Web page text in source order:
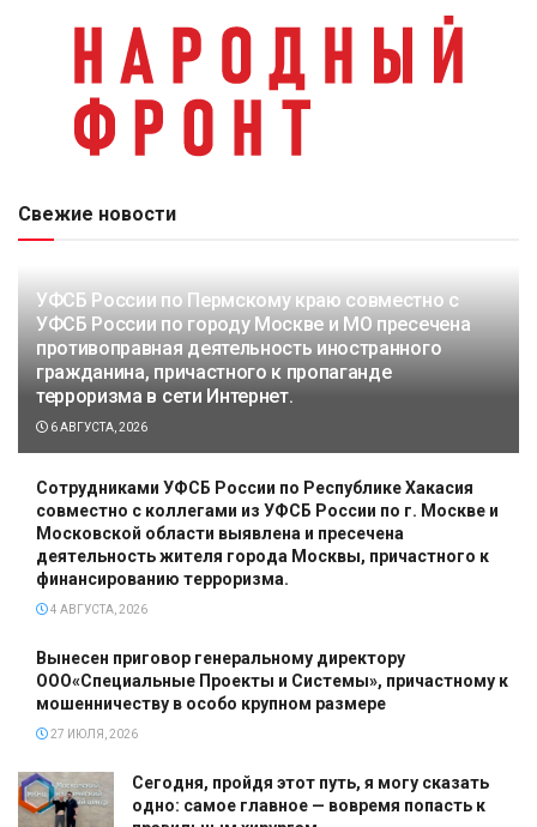
Свежие новости
УФСБ России по Пермскому краю совместно с
УФСБ России по городу Москве и МО пресечена
противоправная деятельность иностранного
гражданина, причастного к пропаганде
терроризма в сети Интернет.
6 АВГУСТА, 2026
Сотрудниками УФСБ России по Республике Хакасия
совместно с коллегами из УФСБ России по г. Москве и
Московской области выявлена и пресечена
деятельность жителя города Москвы, причастного к
финансированию терроризма.
4 АВГУСТА, 2026
Вынесен приговор генеральному директору
ООО«Специальные Проекты и Системы», причастному к
мошенничеству в особо крупном размере
27 ИЮЛЯ, 2026
Сегодня, пройдя этот путь, я могу сказать
одно: самое главное — вовремя попасть к